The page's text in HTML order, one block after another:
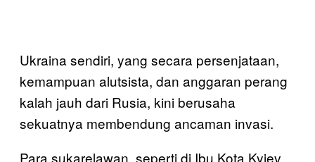
Ukraina sendiri, yang secara persenjataan,
kemampuan alutsista, dan anggaran perang
kalah jauh dari Rusia, kini berusaha
sekuatnya membendung ancaman invasi.
Para sukarelawan, seperti di Ibu Kota Kyiev,